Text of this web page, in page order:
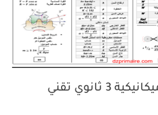
دروس الهندسة الميكانيكية 3 ثانوي تقني